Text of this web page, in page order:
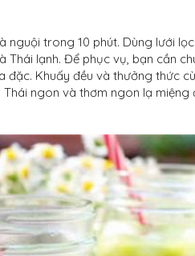
nguội trong 10 phút. Dùng lưới
lạnh. Để phục vụ, bạn cần
Khuấy đều và thưởng thức
ngon và thơm ngon lạ